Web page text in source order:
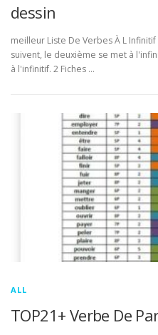
dessin
meilleur Liste De Verbes À L
suivent, le deuxième se met à
à l'infinitif. 2 Fiches …
ALL
TOP21+ Verbe De